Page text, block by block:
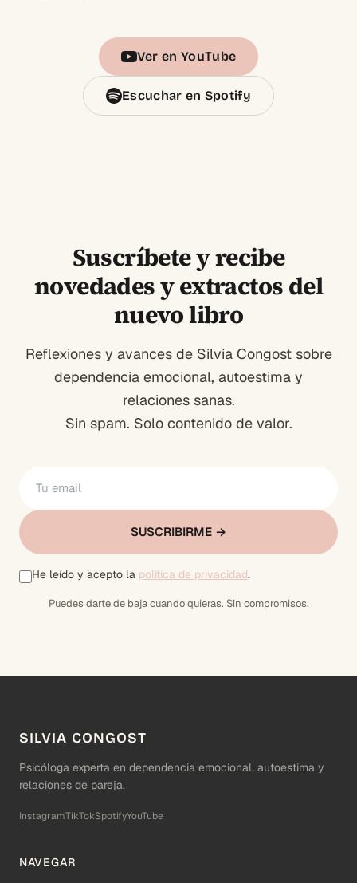
Ver en YouTube
Escuchar en Spotify
Suscríbete y recibe
novedades y extractos del
nuevo libro
Reflexiones y avances de Silvia Congost sobre
dependencia emocional, autoestima y
relaciones sanas.
Sin spam. Solo contenido de valor.
SUSCRIBIRME →
He leído y acepto la política de privacidad.
Puedes darte de baja cuando quieras. Sin compromisos.
SILVIA CONGOST
Psicóloga experta en dependencia emocional, autoestima y
relaciones de pareja.
InstagramTikTokSpotifyYouTube
NAVEGAR